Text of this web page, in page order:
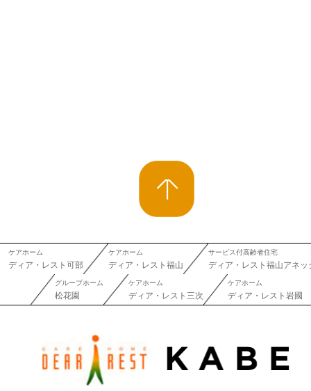
ケアホーム
ディア・レスト可部
ケアホーム
ディア・レスト福山
サービス付高齢者住宅
ディア・レスト福山アネッ
グループホーム
松花園
ケアホーム
ディア・レスト三次
ケアホーム
ディア・レスト岩國